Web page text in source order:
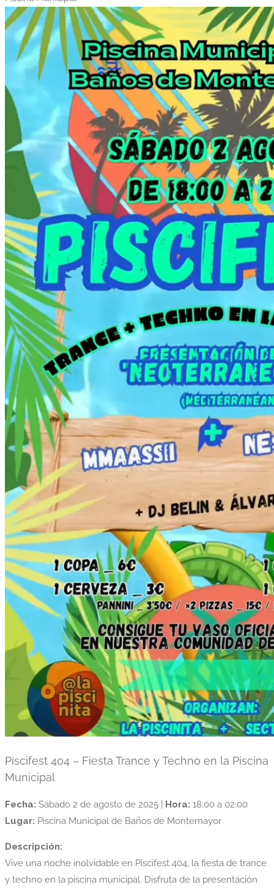
Piscifest 404 – Fiesta Trance y Techno en la Piscina
Municipal
Fecha: Sábado 2 de agosto de 2025 | Hora: 18:00 a 02:00
Lugar: Piscina Municipal de Baños de Montemayor
Descripción:
Vive una noche inolvidable en Piscifest 404, la fiesta de trance
y techno en la piscina municipal. Disfruta de la presentación